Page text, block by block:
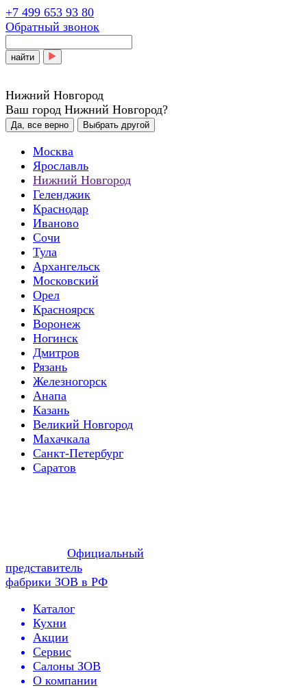
+7 499 653 93 80
Обратный звонок
найти
Нижний Новгород
Ваш город Нижний Новгород?
Да, все верно Выбрать другой
Москва
Ярославль
Нижний Новгород
Геленджик
Краснодар
Иваново
Сочи
Тула
Архангельск
Московский
Орел
Красноярск
Воронеж
Ногинск
Дмитров
Рязань
Железногорск
Анапа
Казань
Великий Новгород
Махачкала
Санкт-Петербург
Саратов
Официальный
представитель
фабрики ЗОВ в РФ
Каталог
Кухни
Акции
Сервис
Салоны ЗОВ
О компании